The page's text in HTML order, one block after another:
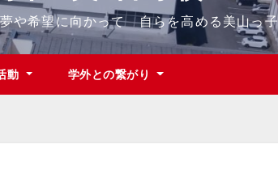
や希望に向かって 自らを高める美山っ子
動 学外との繋がり